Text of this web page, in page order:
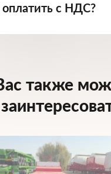
с НДС?
также